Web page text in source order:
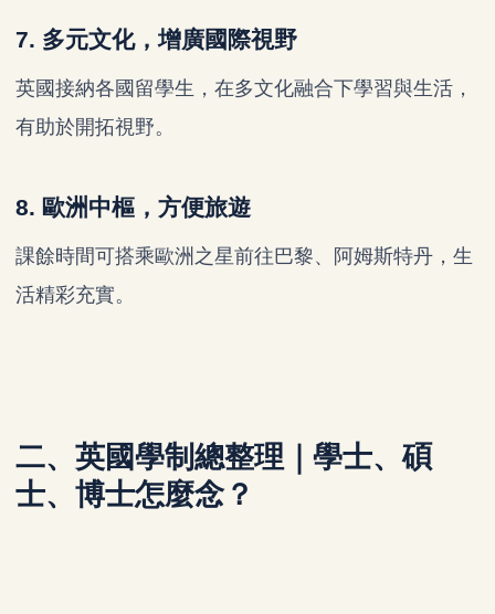
7. 多元文化，增廣國際視野
英國接納各國留學生，在多文化融合下學習與生活，
有助於開拓視野。
8. 歐洲中樞，方便旅遊
課餘時間可搭乘歐洲之星前往巴黎、阿姆斯特丹，生
活精彩充實。
二、英國學制總整理｜學士、碩
士、博士怎麼念？